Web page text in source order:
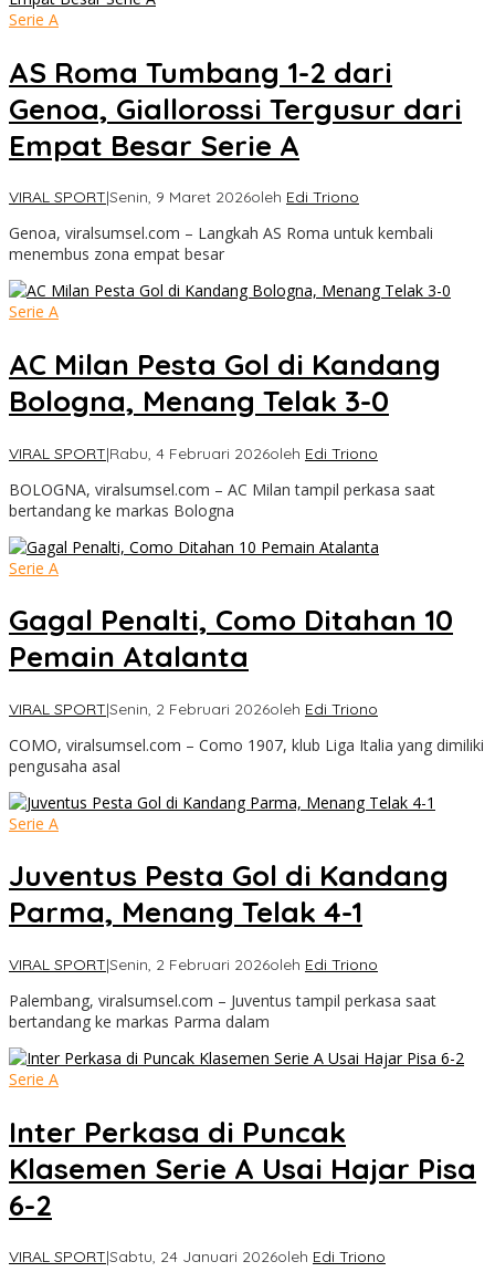
Serie A
AS Roma Tumbang 1-2 dari
Genoa, Giallorossi Tergusur dari
Empat Besar Serie A
VIRAL SPORT|Senin, 9 Maret 2026oleh Edi Triono
Genoa, viralsumsel.com – Langkah AS Roma untuk kembali
menembus zona empat besar
Serie A
AC Milan Pesta Gol di Kandang
Bologna, Menang Telak 3-0
VIRAL SPORT|Rabu, 4 Februari 2026oleh Edi Triono
BOLOGNA, viralsumsel.com – AC Milan tampil perkasa saat
bertandang ke markas Bologna
Serie A
Gagal Penalti, Como Ditahan 10
Pemain Atalanta
VIRAL SPORT|Senin, 2 Februari 2026oleh Edi Triono
COMO, viralsumsel.com – Como 1907, klub Liga Italia yang dimiliki
pengusaha asal
Serie A
Juventus Pesta Gol di Kandang
Parma, Menang Telak 4-1
VIRAL SPORT|Senin, 2 Februari 2026oleh Edi Triono
Palembang, viralsumsel.com – Juventus tampil perkasa saat
bertandang ke markas Parma dalam
Serie A
Inter Perkasa di Puncak
Klasemen Serie A Usai Hajar Pisa
6-2
VIRAL SPORT|Sabtu, 24 Januari 2026oleh Edi Triono